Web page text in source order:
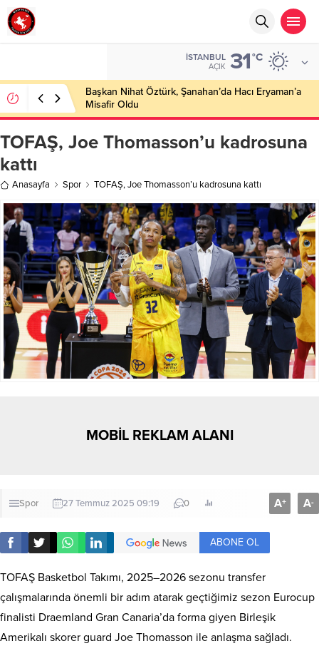
İSTANBUL
AÇIK 31°C
Başkan Nihat Öztürk, Şanahan’da Hacı Eryaman’a
Misafir Oldu
TOFAŞ, Joe Thomasson’u kadrosuna
kattı
Anasayfa Spor TOFAŞ, Joe Thomasson’u kadrosuna kattı
MOBİL REKLAM ALANI
Spor 27 Temmuz 2025 09:19 0 A+ A-
ABONE OL
TOFAŞ Basketbol Takımı, 2025–2026 sezonu transfer
çalışmalarında önemli bir adım atarak geçtiğimiz sezon Eurocup
finalisti Draemland Gran Canaria’da forma giyen Birleşik
Amerikalı skorer guard Joe Thomasson ile anlaşma sağladı.